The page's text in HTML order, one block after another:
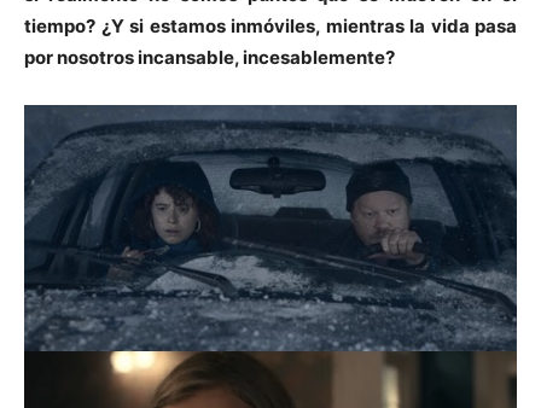
tiempo? ¿Y si estamos inmóviles, mientras la vida pasa
por nosotros incansable, incesablemente?